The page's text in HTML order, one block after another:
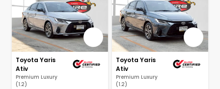
Toyota Yaris
Ativ
Premium Luxury
(1.2)
Toyota Yaris
Ativ
Premium Luxury
(1.2)